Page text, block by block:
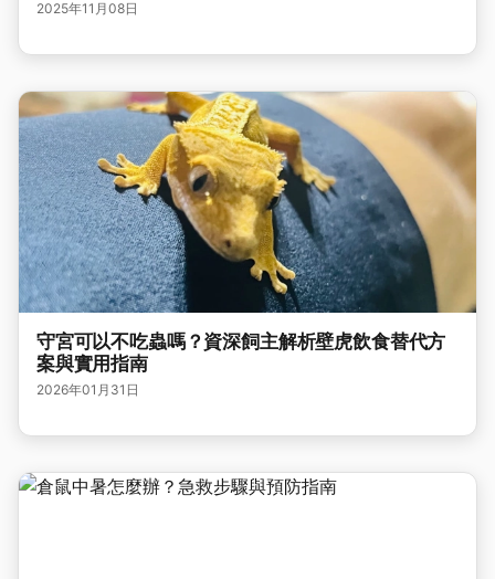
2025年11月08日
守宮可以不吃蟲嗎？資深飼主解析壁虎飲食替代方
案與實用指南
2026年01月31日